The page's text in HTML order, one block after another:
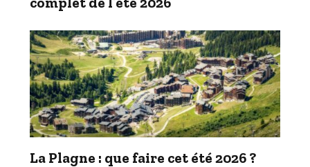
La Plagne : que faire cet été 2026 ?